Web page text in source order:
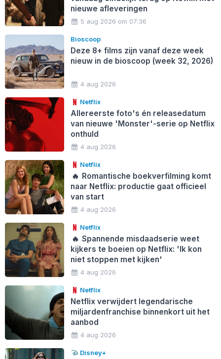
nieuwe afleveringen
5 aug 2026 om 07:36
Bioscoop
Deze 8+ films zijn vanaf deze week
nieuw in de bioscoop (week 32, 2026)
4 aug 2026
Netflix
Allereerste foto's én releasedatum
van nieuwe 'Monster'-serie op Netflix
onthuld
4 aug 2026
Netflix
🔥 Romantische boekverfilming komt
naar Netflix: productie gaat officieel
van start
4 aug 2026
Netflix
🔥 Spannende misdaadserie weet
kijkers te boeien op Netflix: 'Ik kon
niet stoppen met kijken'
4 aug 2026
Netflix
Netflix verwijdert legendarische
miljardenfranchise binnenkort uit het
aanbod
4 aug 2026
Disney+